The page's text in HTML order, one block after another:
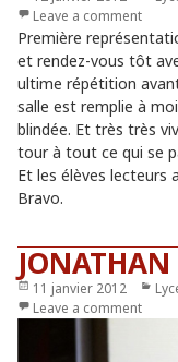
le
Leave a comment
Première
et rendez-vous tôt
ultime répétition
salle est remplie à
blindée. Et très très
tour à tout ce qui se
Et les élèves lecteurs
Bravo.
JONATHAN
Publié
le
11 janvier 2012
Leave a comment